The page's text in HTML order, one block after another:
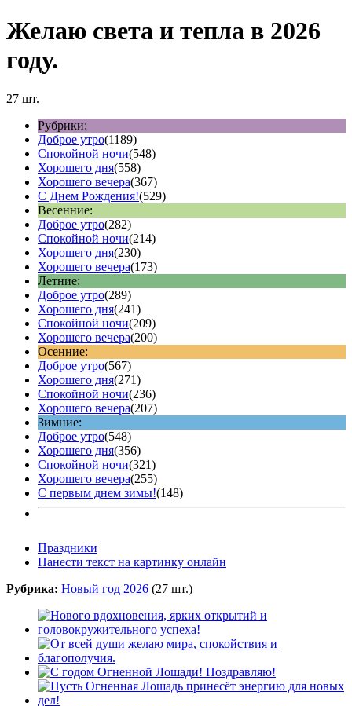
Желаю света и тепла в 2026
году.
27 шт.
Рубрики:
Доброе утро(1189)
Спокойной ночи(548)
Хорошего дня(558)
Хорошего вечера(367)
С Днем Рождения!(529)
Весенние:
Доброе утро(282)
Спокойной ночи(214)
Хорошего дня(230)
Хорошего вечера(173)
Летние:
Доброе утро(289)
Хорошего дня(241)
Спокойной ночи(209)
Хорошего вечера(200)
Осенние:
Доброе утро(567)
Хорошего дня(271)
Спокойной ночи(236)
Хорошего вечера(207)
Зимние:
Доброе утро(548)
Хорошего дня(356)
Спокойной ночи(321)
Хорошего вечера(255)
С первым днем зимы!(148)
Праздники
Нанести текст на картинку онлайн
Рубрика: Новый год 2026 (27 шт.)